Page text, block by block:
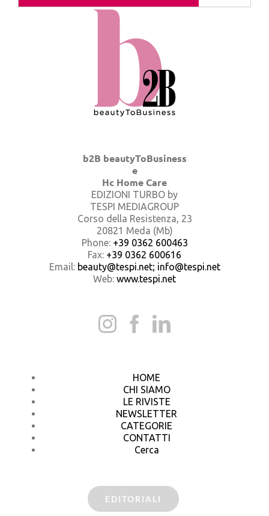
b2B beautyToBusiness
e
Hc Home Care
EDIZIONI TURBO by
TESPI MEDIAGROUP
Corso della Resistenza, 23
20821 Meda (Mb)
Phone: +39 0362 600463
Fax: +39 0362 600616
Email: beauty@tespi.net; info@tespi.net
Web: www.tespi.net
HOME
CHI SIAMO
LE RIVISTE
NEWSLETTER
CATEGORIE
CONTATTI
Cerca
EDITORIALI